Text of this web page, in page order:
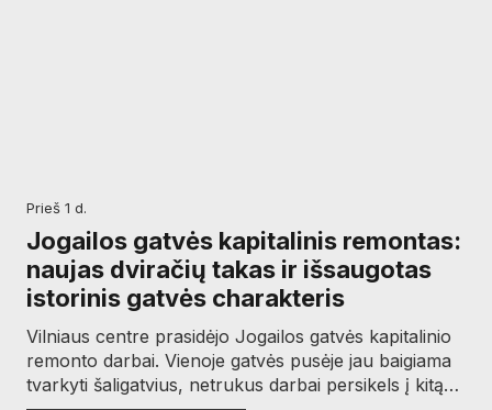
prieš 1 d.
Jogailos gatvės kapitalinis remontas:
naujas dviračių takas ir išsaugotas
istorinis gatvės charakteris
Vilniaus centre prasidėjo Jogailos gatvės kapitalinio
remonto darbai. Vienoje gatvės pusėje jau baigiama
tvarkyti šaligatvius, netrukus darbai persikels į kitą…